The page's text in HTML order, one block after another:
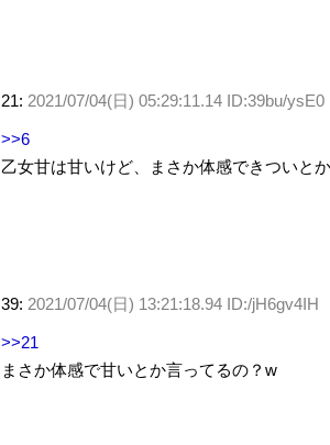
21: 2021/07/04(日) 05:29:11.14 ID:39bu/ysE0
>>6
乙女甘は甘いけど、まさか体感できついと
39: 2021/07/04(日) 13:21:18.94 ID:/jH6gv4IH
>>21
まさか体感で甘いとか言ってるの？w